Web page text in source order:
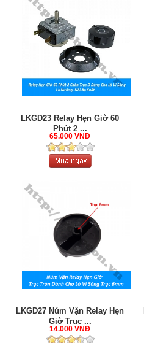
LKGD23 Relay Hẹn Giờ 60
Phút 2 ...
65.000 VNĐ
LKGD27 Núm Vặn Relay Hẹn
Giờ Trục ...
14.000 VNĐ